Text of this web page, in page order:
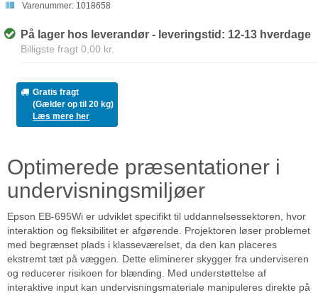
Varenummer: 1018658
På lager hos leverandør - leveringstid: 12-13 hverdage
Billigste fragt 0,00 kr.
Gratis fragt
(Gælder op til 20 kg)
Læs mere her
Optimerede præsentationer i
undervisningsmiljøer
Epson EB-695Wi er udviklet specifikt til uddannelsessektoren, hvor
interaktion og fleksibilitet er afgørende. Projektoren løser problemet
med begrænset plads i klasseværelset, da den kan placeres
ekstremt tæt på væggen. Dette eliminerer skygger fra underviseren
og reducerer risikoen for blænding. Med understøttelse af
interaktive input kan undervisningsmateriale manipuleres direkte på